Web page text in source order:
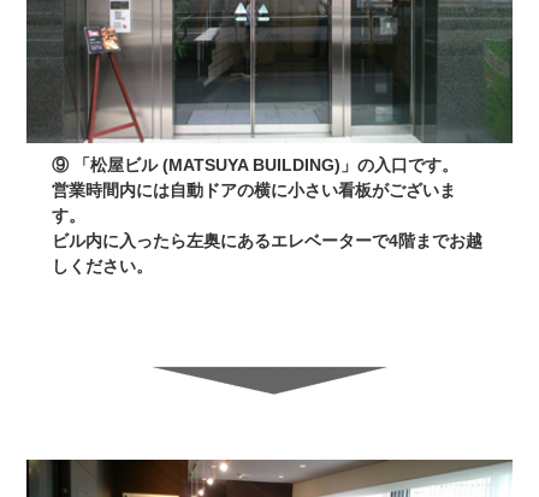
⑨ 「松屋ビル (MATSUYA BUILDING)」の入口です。
営業時間内には自動ドアの横に小さい看板がございま
す。
ビル内に入ったら左奥にあるエレベーターで4階までお越
しください。